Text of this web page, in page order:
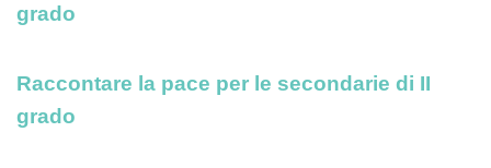
grado
Raccontare la pace per le secondarie di II
grado